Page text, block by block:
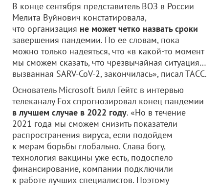
В конце сентября представитель ВОЗ в России
Мелита Вуйнович констатировала,
что организация не может четко назвать сроки
завершения пандемии. По ее словам, пока
можно только надеяться, что «в какой-то момент
мы сможем сказать, что чрезвычайная ситуация…
вызванная SARV-CoV-2, закончилась», писал ТАСС.
Основатель Microsoft Билл Гейтс в интервью
телеканалу Fox спрогнозировал конец пандемии
в лучшем случае в 2022 году. «Но в течение
2021 года мы сможем снизить показатели
распространения вируса, если подойдем
к мерам борьбы глобально. Слава богу,
технология вакцины уже есть, подоспело
финансирование, компании подключили
к работе лучших специалистов. Поэтому